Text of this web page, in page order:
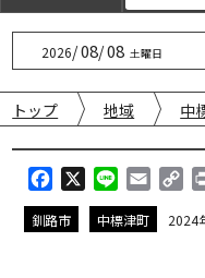
2026/08/08 土曜日
トップ 地域 中
a
c
i
n
m
a
p
釧路市 中標津町 2024